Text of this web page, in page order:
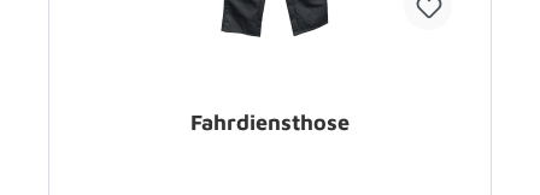
Fahrdiensthose